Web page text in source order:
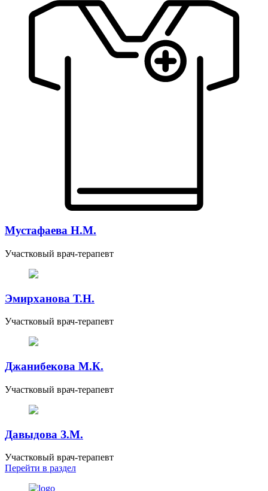
Мустафаева Н.М.
Участковый врач-терапевт
Эмирханова Т.Н.
Участковый врач-терапевт
Джанибекова М.К.
Участковый врач-терапевт
Давыдова З.М.
Участковый врач-терапевт
Перейти в раздел